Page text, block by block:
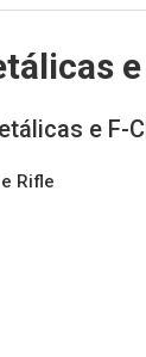
e F-
Rifle